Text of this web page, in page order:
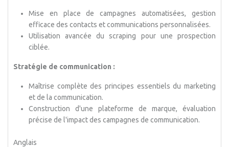
Mise en place de campagnes automatisées, gestion
efficace des contacts et communications personnalisées.
Utilisation avancée du scraping pour une prospection
ciblée.
Stratégie de communication :
Maîtrise complète des principes essentiels du marketing
et de la communication.
Construction d'une plateforme de marque, évaluation
précise de l'impact des campagnes de communication.
Anglais